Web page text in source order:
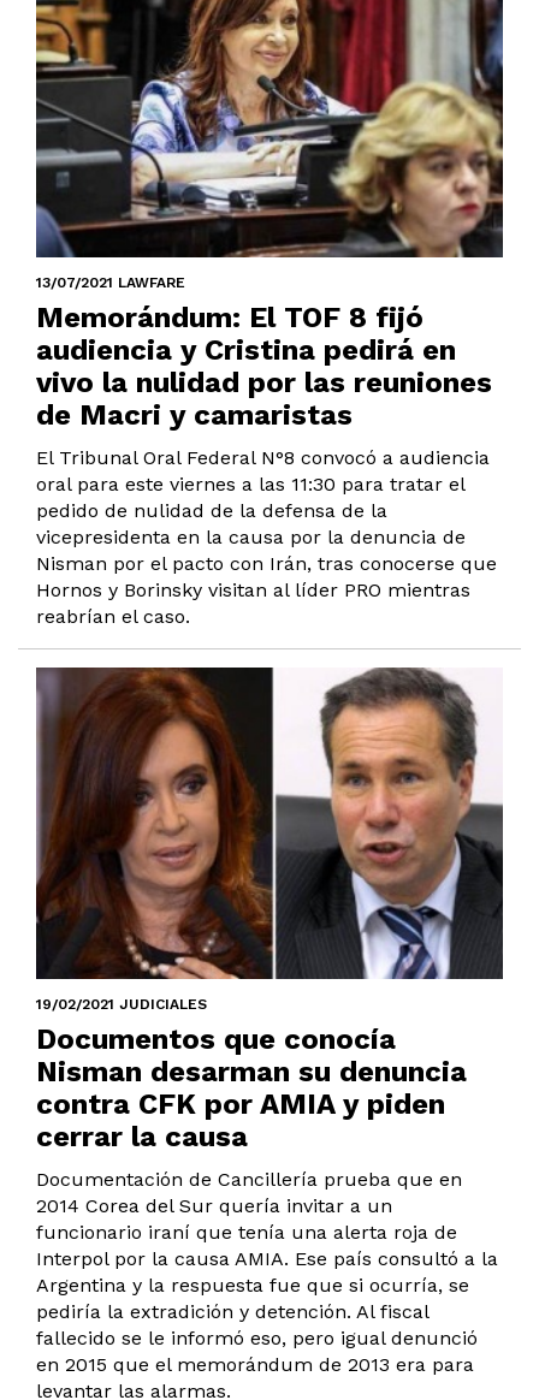
13/07/2021 LAWFARE
Memorándum: El TOF 8 fijó
audiencia y Cristina pedirá en
vivo la nulidad por las reuniones
de Macri y camaristas
El Tribunal Oral Federal N°8 convocó a audiencia
oral para este viernes a las 11:30 para tratar el
pedido de nulidad de la defensa de la
vicepresidenta en la causa por la denuncia de
Nisman por el pacto con Irán, tras conocerse que
Hornos y Borinsky visitan al líder PRO mientras
reabrían el caso.
19/02/2021 JUDICIALES
Documentos que conocía
Nisman desarman su denuncia
contra CFK por AMIA y piden
cerrar la causa
Documentación de Cancillería prueba que en
2014 Corea del Sur quería invitar a un
funcionario iraní que tenía una alerta roja de
Interpol por la causa AMIA. Ese país consultó a la
Argentina y la respuesta fue que si ocurría, se
pediría la extradición y detención. Al fiscal
fallecido se le informó eso, pero igual denunció
en 2015 que el memorándum de 2013 era para
levantar las alarmas.